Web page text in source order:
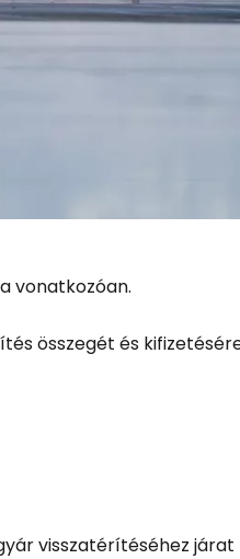
vonatkozóan.
összegét és
visszatérítéséhez